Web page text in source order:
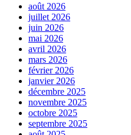
août 2026
juillet 2026
juin 2026
mai 2026
avril 2026
mars 2026
février 2026
janvier 2026
décembre 2025
novembre 2025
octobre 2025
septembre 2025